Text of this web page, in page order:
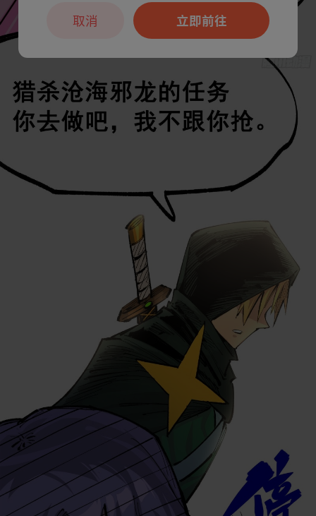
立即前往
取消